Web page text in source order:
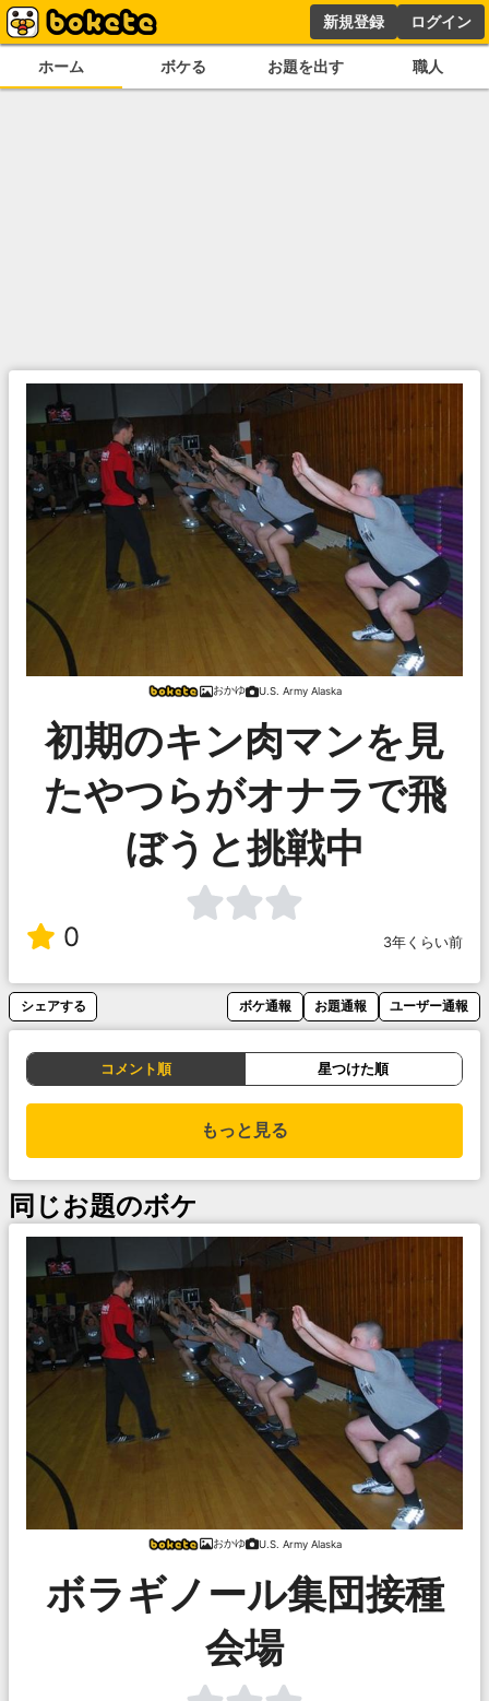
新規登録 ログイン
ホーム ボケる お題を出す 職人
おかゆ U.S. Army Alaska
初期のキン肉マンを見
たやつらがオナラで飛
ぼうと挑戦中
0 3年くらい前
シェアする ボケ通報 お題通報 ユーザー通報
コメント順 星つけた順
もっと見る
同じお題のボケ
おかゆ U.S. Army Alaska
ボラギノール集団接種
会場